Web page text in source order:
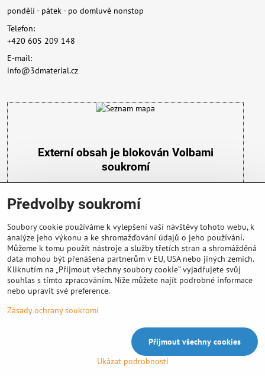
pondělí - pátek - po domluvě nonstop
Telefon:
+420 605 209 148
E-mail:
info@3dmaterial.cz
Externí obsah je blokován Volbami
soukromí
Přejete si načíst externí obsah?
Povolit a zapamatovat - souhlas s druhem cookie:
Funkční
Důležité info
Předvolby soukromí
Zásady ochrany soukromí
Vytvořeno systémem:ByznysWeb.cz
Předvolby soukromí
Soubory cookie používáme k vylepšení vaší návštěvy tohoto webu, k
analýze jeho výkonu a ke shromažďování údajů o jeho používání.
Můžeme k tomu použít nástroje a služby třetích stran a shromážděná
data mohou být přenášena partnerům v EU, USA nebo jiných zemích.
Kliknutím na „Přijmout všechny soubory cookie“ vyjadřujete svůj
souhlas s tímto zpracováním. Níže můžete najít podrobné informace
nebo upravit své preference.
Zásady ochrany soukromí
Ukázat podrobnosti
Přijmout všechny cookies